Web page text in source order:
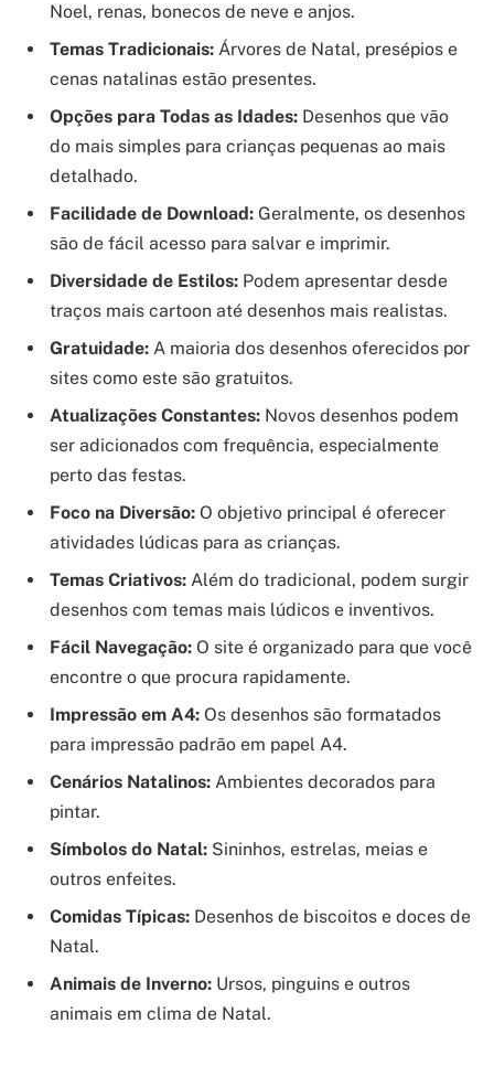
Noel, renas, bonecos de neve e anjos.
Temas Tradicionais: Árvores de Natal, presépios e
cenas natalinas estão presentes.
Opções para Todas as Idades: Desenhos que vão
do mais simples para crianças pequenas ao mais
detalhado.
Facilidade de Download: Geralmente, os desenhos
são de fácil acesso para salvar e imprimir.
Diversidade de Estilos: Podem apresentar desde
traços mais cartoon até desenhos mais realistas.
Gratuidade: A maioria dos desenhos oferecidos por
sites como este são gratuitos.
Atualizações Constantes: Novos desenhos podem
ser adicionados com frequência, especialmente
perto das festas.
Foco na Diversão: O objetivo principal é oferecer
atividades lúdicas para as crianças.
Temas Criativos: Além do tradicional, podem surgir
desenhos com temas mais lúdicos e inventivos.
Fácil Navegação: O site é organizado para que você
encontre o que procura rapidamente.
Impressão em A4: Os desenhos são formatados
para impressão padrão em papel A4.
Cenários Natalinos: Ambientes decorados para
pintar.
Símbolos do Natal: Sininhos, estrelas, meias e
outros enfeites.
Comidas Típicas: Desenhos de biscoitos e doces de
Natal.
Animais de Inverno: Ursos, pinguins e outros
animais em clima de Natal.